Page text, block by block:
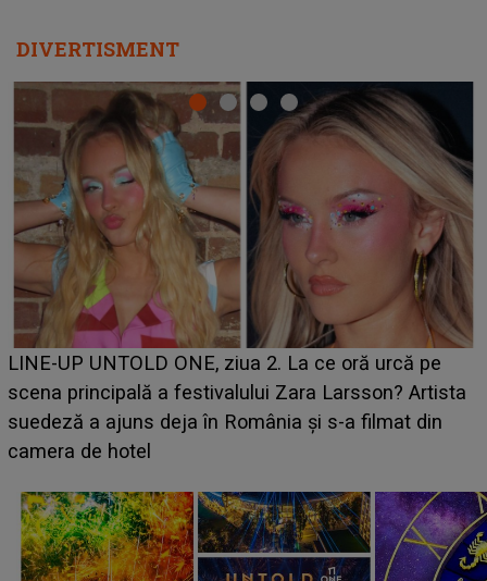
DIVERTISMENT
Ce a dezvăluit noua concurentă din "Casa Iubirii" l-a
luat prin surprindere pe Emanuel. CINE ESTE
BĂIATUL VIZAT de Alexandra?! Aflându-se în fața
faptului împlinit, A RECUNOSCUT IMEDIAT: "Am